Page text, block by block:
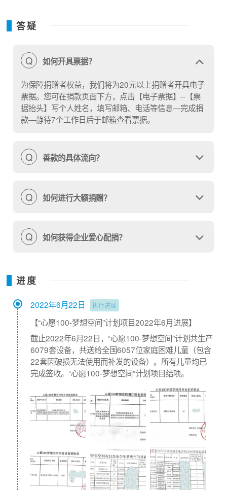
上写作业，光线昏暗，小吉的眼睛距离书本非常近。
小吉的梦想是成为一名保家卫国的女兵，当听说当女兵
对视力有要求后，她腼腆的眼神中多了一丝坚定，她
说：“那我以后一定要注意保护眼睛，千万不能近视，
要成为一名合格的女兵。”
答疑
Q 如何开具票据？
为保障捐赠者权益，我们将为20元以上捐赠者开具电子
票据。您可在捐款页面下方，点击【电子票据】--【票
据抬头】写个人姓名，填写邮箱、电话等信息—完成捐
款—静待7个工作日后于邮箱查看票据。
Q 善款的具体流向？
Q 如何进行大额捐赠？
Q 如何获得企业爱心配捐？
进度
2022年6月22日 执行进展
【“心愿100-梦想空间”计划项目2022年6月进展】
截止2022年6月22日，“心愿100-梦想空间”计划共生产
6079套设备，共送给全国6057位家庭困难儿童（包含
22套因破损无法使用而补发的设备）。所有儿童均已
完成签收。“心愿100-梦想空间”计划项目结项。